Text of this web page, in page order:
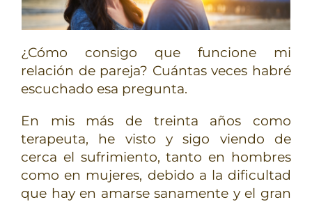
¿Cómo consigo que funcione mi
relación de pareja? Cuántas veces habré
escuchado esa pregunta.
En mis más de treinta años como
terapeuta, he visto y sigo viendo de
cerca el sufrimiento, tanto en hombres
como en mujeres, debido a la dificultad
que hay en amarse sanamente y el gran